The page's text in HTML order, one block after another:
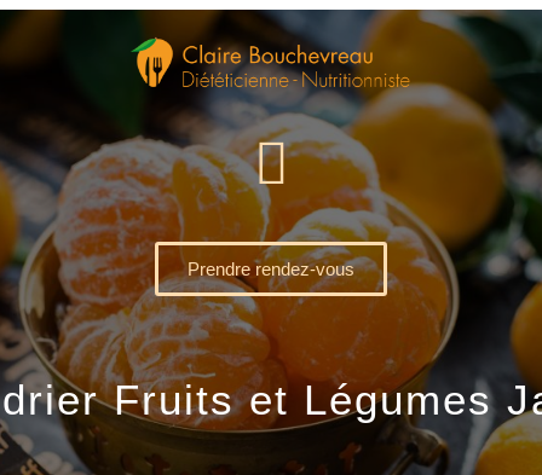
Prendre rendez-vous
Fruits et Légumes